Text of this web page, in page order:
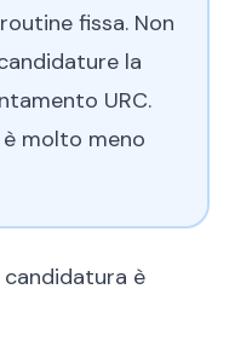
fissa. Non
la
URC.
molto meno
è